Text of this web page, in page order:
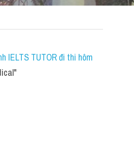
IELTS TUTOR đi thi hôm